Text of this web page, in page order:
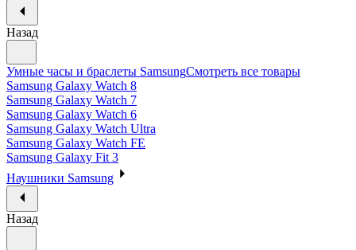
Назад
Умные часы и браслеты SamsungСмотреть все товары
Samsung Galaxy Watch 8
Samsung Galaxy Watch 7
Samsung Galaxy Watch 6
Samsung Galaxy Watch Ultra
Samsung Galaxy Watch FE
Samsung Galaxy Fit 3
Наушники Samsung
Назад